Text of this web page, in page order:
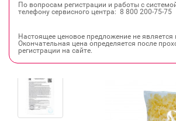
По вопросам регистрации и работы с
телефону сервисного центра: 8 800 200‐75‐75
Настоящее ценовое предложение не
Окончательная цена определяется после
регистрации на сайте.